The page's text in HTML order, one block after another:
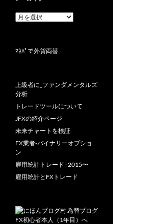
ア
ブ
ﾏﾈﾊﾟで外貨両替
上級者に_ファンダメンタルズ
分析
トレードツールについて
JFXの紹介ページ
未来チャートを検証
FX業者-バイナリーオプショ
ン
雇用統計トレード–2015〜
雇用統計とFXトレード